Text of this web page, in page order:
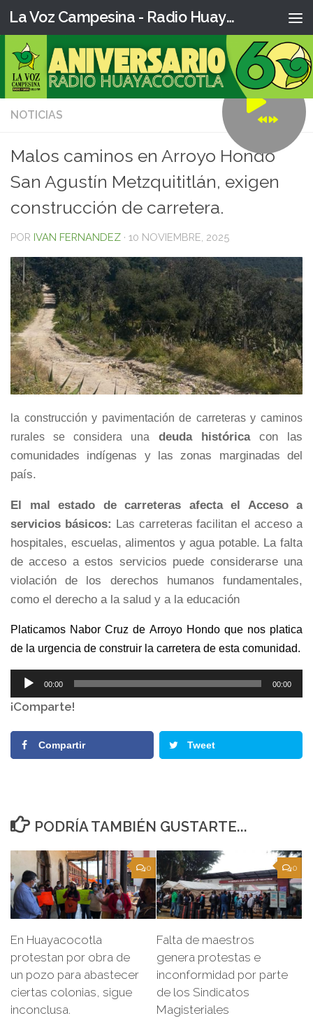
La Voz Campesina - Radio Huaya
NOTICIAS
Malos caminos en Arroyo Hondo
San Agustín Metzquititlán, exigen
construcción de carretera.
POR IVAN FERNANDEZ · 10 NOVIEMBRE, 2025
la construcción y pavimentación de carreteras y caminos
rurales se considera una deuda históricacon las
comunidades indígenas y las zonas marginadas del
país.
El mal estado de carreteras afecta el Acceso a
servicios básicos: Las carreteras facilitan el acceso a
hospitales, escuelas, alimentos y agua potable. La falta
de acceso a estos servicios puede considerarse una
violación de los derechos humanos fundamentales,
como el derecho a la salud y a la educación
Platicamos Nabor Cruz de Arroyo Hondo que nos platica
de la urgencia de construir la carretera de esta comunidad.
Reproductor
de
00:00 00:00
¡Comparte!
Compartir Tweet
PODRÍA TAMBIÉN GUSTARTE...
0
En Huayacocotla
protestan por obra de
un pozo para abastecer
ciertas colonias, sigue
inconclusa.
0
Falta de maestros
genera protestas e
inconformidad por parte
de los Sindicatos
Magisteriales